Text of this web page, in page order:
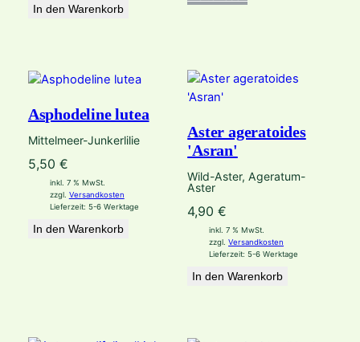
In den Warenkorb
Asphodeline lutea
Mittelmeer-Junkerlilie
5,50 €
inkl. 7 % MwSt.
zzgl. Versandkosten
Lieferzeit: 5-6 Werktage
In den Warenkorb
Aster ageratoides
'Asran'
Wild-Aster, Ageratum-
Aster
4,90€
inkl. 7 % MwSt.
zzgl.Versandkosten
Lieferzeit:5-6 Werktage
In den Warenkorb